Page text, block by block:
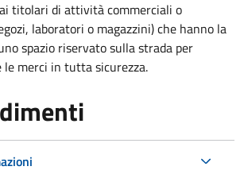
titolari di attività commerciali o
laboratori o magazzini) che hanno la
spazio riservato sulla strada per
le merci in tutta sicurezza.